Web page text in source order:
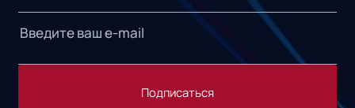
Подписаться